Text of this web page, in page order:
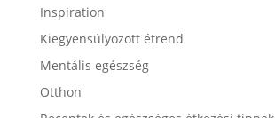
Inspiration
Kiegyensúlyozott étrend
Mentális egészség
Otthon